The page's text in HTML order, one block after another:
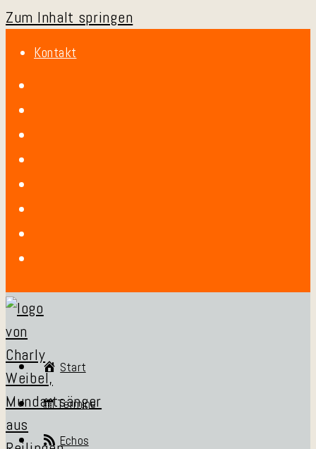
Zum Inhalt springen
Kontakt
Start
Termine
Echos